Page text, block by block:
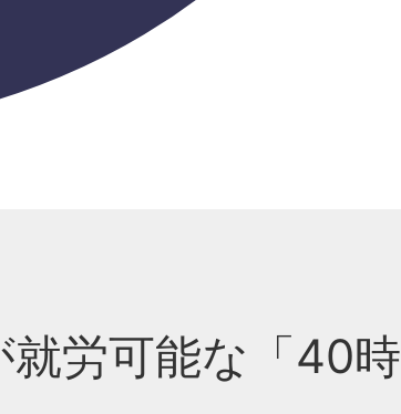
就労可能な「40時